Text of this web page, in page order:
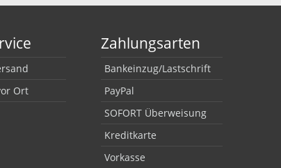
Ort
Zahlungsarten
Bankeinzug/Lastschrift
PayPal
SOFORT Überweisung
Kreditkarte
Vorkasse